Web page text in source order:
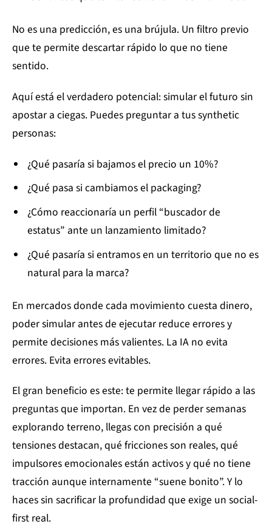
No es una predicción, es una brújula. Un filtro previo
que te permite descartar rápido lo que no tiene
sentido.
Aquí está el verdadero potencial: simular el futuro sin
apostar a ciegas. Puedes preguntar a tus synthetic
personas:
¿Qué pasaría si bajamos el precio un 10%?
¿Qué pasa si cambiamos el packaging?
¿Cómo reaccionaría un perfil “buscador de
estatus” ante un lanzamiento limitado?
¿Qué pasaría si entramos en un territorio que no es
natural para la marca?
En mercados donde cada movimiento cuesta dinero,
poder simular antes de ejecutar reduce errores y
permite decisiones más valientes. La IA no evita
errores. Evita errores evitables.
El gran beneficio es este: te permite llegar rápido a las
preguntas que importan. En vez de perder semanas
explorando terreno, llegas con precisión a qué
tensiones destacan, qué fricciones son reales, qué
impulsores emocionales están activos y qué no tiene
tracción aunque internamente “suene bonito”. Y lo
haces sin sacrificar la profundidad que exige un social-
first real.